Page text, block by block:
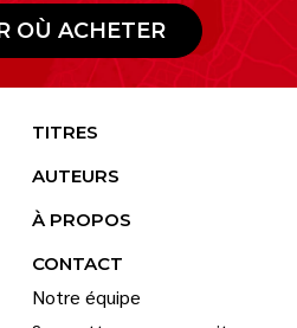
OÙ ACHETER
TITRES
AUTEURS
À PROPOS
CONTACT
Notre équipe